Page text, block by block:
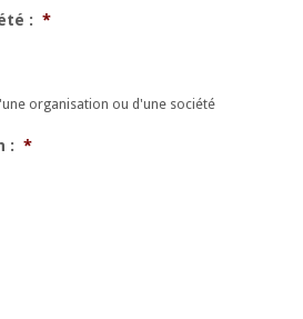
: *
organisation ou d'une société
: *